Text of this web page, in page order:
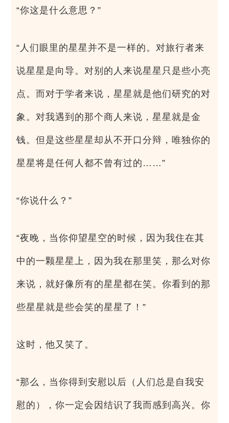
“你这是什么意思？”
“人们眼里的星星并不是一样的。对旅行者来
说星星是向导。对别的人来说星星只是些小亮
点。而对于学者来说，星星就是他们研究的对
象。对我遇到的那个商人来说，星星就是金
钱。但是这些星星却从不开口分辩，唯独你的
星星将是任何人都不曾有过的……”
“你说什么？”
“夜晚，当你仰望星空的时候，因为我住在其
中的一颗星星上，因为我在那里笑，那么对你
来说，就好像所有的星星都在笑。你看到的那
些星星就是些会笑的星星了！”
这时，他又笑了。
“那么，当你得到安慰以后（人们总是自我安
慰的），你一定会因结识了我而感到高兴。你